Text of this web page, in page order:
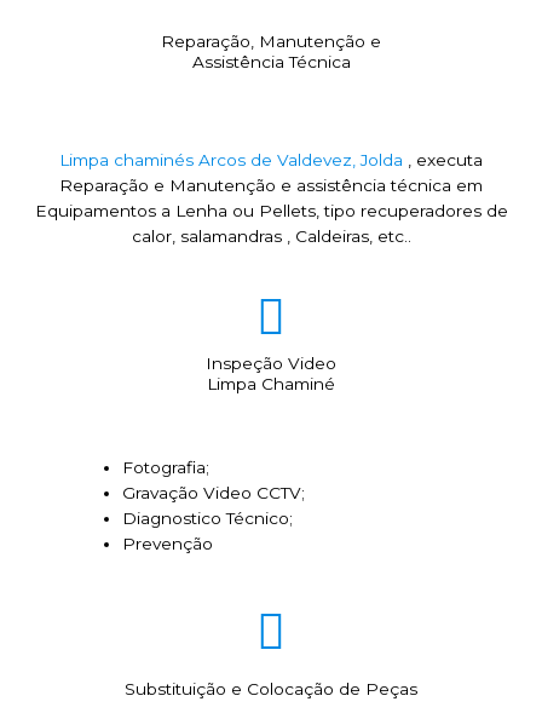
Reparação, Manutenção e
Assistência Técnica
Limpa chaminés Arcos de Valdevez, Jolda , executa
Reparação e Manutenção e assistência técnica em
Equipamentos a Lenha ou Pellets, tipo recuperadores de
calor, salamandras , Caldeiras, etc..
Inspeção Video
Limpa Chaminé
Fotografia;
Gravação Video CCTV;
Diagnostico Técnico;
Prevenção
Substituição e Colocação de Peças